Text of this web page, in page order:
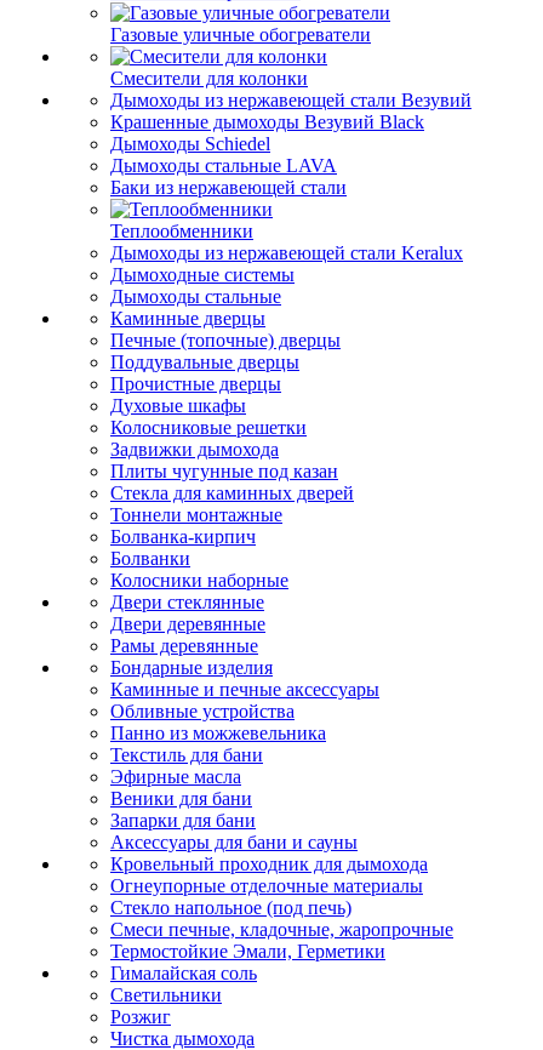
Газовые уличные обогреватели
Смесители для колонки
Дымоходы из нержавеющей стали Везувий
Крашенные дымоходы Везувий Black
Дымоходы Schiedel
Дымоходы стальные LAVA
Баки из нержавеющей стали
Теплообменники
Дымоходы из нержавеющей стали Keralux
Дымоходные системы
Дымоходы стальные
Каминные дверцы
Печные (топочные) дверцы
Поддувальные дверцы
Прочистные дверцы
Духовые шкафы
Колосниковые решетки
Задвижки дымохода
Плиты чугунные под казан
Стекла для каминных дверей
Тоннели монтажные
Болванка-кирпич
Болванки
Колосники наборные
Двери стеклянные
Двери деревянные
Рамы деревянные
Бондарные изделия
Каминные и печные аксессуары
Обливные устройства
Панно из можжевельника
Текстиль для бани
Эфирные масла
Веники для бани
Запарки для бани
Аксессуары для бани и сауны
Кровельный проходник для дымохода
Огнеупорные отделочные материалы
Стекло напольное (под печь)
Смеси печные, кладочные, жаропрочные
Термостойкие Эмали, Герметики
Гималайская соль
Светильники
Розжиг
Чистка дымохода